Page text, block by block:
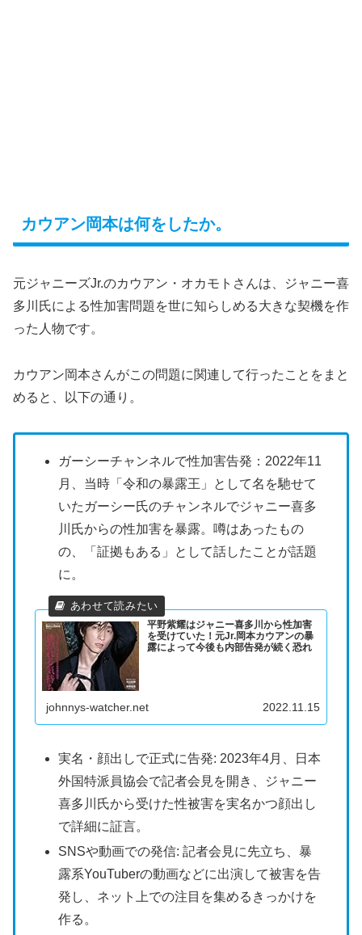
カウアン岡本は何をしたか。
元ジャニーズJr.のカウアン・オカモトさんは、ジャニー喜
多川氏による性加害問題を世に知らしめる大きな契機を作
った人物です。
カウアン岡本さんがこの問題に関連して行ったことをまと
めると、以下の通り。
ガーシーチャンネルで性加害告発：2022年11
月、当時「令和の暴露王」として名を馳せて
いたガーシー氏のチャンネルでジャニー喜多
川氏からの性加害を暴露。噂はあったもの
の、「証拠もある」として話したことが話題
に。
平野紫耀はジャニー喜多川から性加害
を受けていた！元Jr.岡本カウアンの暴
露によって今後も内部告発が続く恐れ
johnnys-watcher.net 2022.11.15
実名・顔出しで正式に告発: 2023年4月、日本
外国特派員協会で記者会見を開き、ジャニー
喜多川氏から受けた性被害を実名かつ顔出し
で詳細に証言。
SNSや動画での発信: 記者会見に先立ち、暴
露系YouTuberの動画などに出演して被害を告
発し、ネット上での注目を集めるきっかけを
作る。